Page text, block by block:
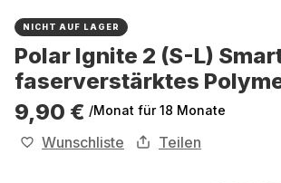
NICHT AUF LAGER
Polar Ignite 2 (S-L)
faserverstärktes
9,90 € /Monat für 18 Monate
Wunschliste Teilen